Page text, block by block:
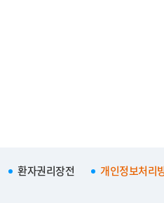
환자권리장전 개인정보처리